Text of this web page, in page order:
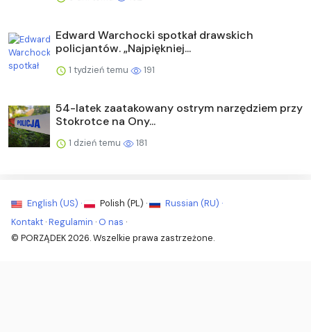
Edward Warchocki spotkał drawskich
policjantów. „Najpiękniej...
1 tydzień temu 191
54-latek zaatakowany ostrym narzędziem przy
Stokrotce na Ony...
1 dzień temu 181
English (US) · Polish (PL) ·
Russian (RU) ·
Kontakt ·Regulamin · O nas ·
© PORZĄDEK 2026. Wszelkie prawa zastrzeżone.